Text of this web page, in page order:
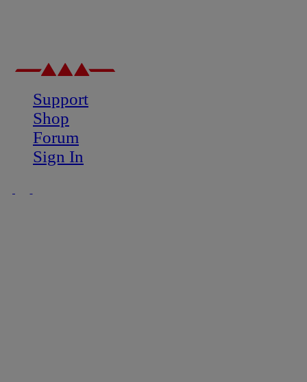
Support
Shop
Forum
Sign In